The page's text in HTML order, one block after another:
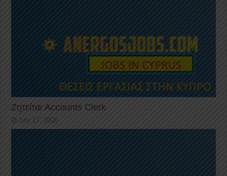
Ζητείται Accounts Clerk
July 17, 2026